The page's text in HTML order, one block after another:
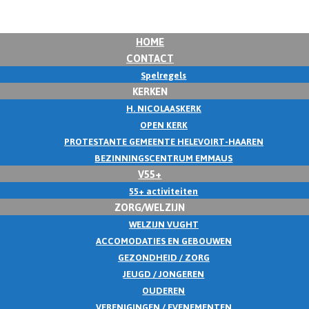
HOME
CONTACT
Spelregels
KERKEN
H. NICOLAASKERK
OPEN KERK
PROTESTANTE GEMEENTE HELEVOIRT-HAAREN
BEZINNINGSCENTRUM EMMAUS
V55+
55+ activiteiten
ZORG/WELZIJN
WELZIJN VUGHT
ACCOMODATIES EN GEBOUWEN
GEZONDHEID / ZORG
JEUGD / JONGEREN
OUDEREN